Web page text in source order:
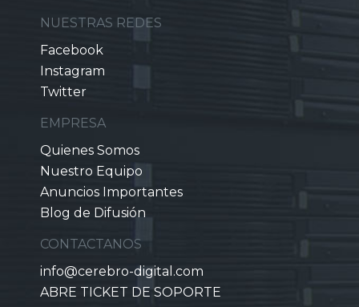
NUESTRAS REDES
Facebook
Instagram
Twitter
EMPRESA
Quienes Somos
Nuestro Equipo
Anuncios Importantes
Blog de Difusión
CONTACTANOS
info@cerebro-digital.com
ABRE TICKET DE SOPORTE